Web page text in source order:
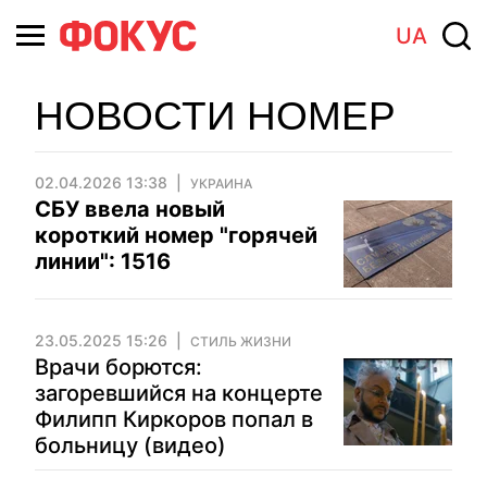
UA
НОВОСТИ НОМЕР
02.04.2026 13:38 УКРАИНА
СБУ ввела новый
короткий номер "горячей
линии": 1516
23.05.2025 15:26 СТИЛЬ ЖИЗНИ
Врачи борются:
загоревшийся на концерте
Филипп Киркоров попал в
больницу (видео)